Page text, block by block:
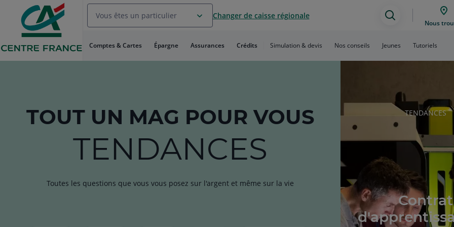
Aller
au
Menu
Aller au
Contenu
Vous êtes un particulier Changer de caisse régionale
Assistance
de
recherche
Nous
Comptes & Cartes Épargne Assurances Crédits Simulation & devis Nos conseils Jeunes Tutoriels
TOUT UN MAG POUR VOUS
TENDANCES
Toutes les questions que vous vous posez sur l'argent et même sur la vie
RUBRIQUE
L'ARTICLE
TENDANCES
Contrat